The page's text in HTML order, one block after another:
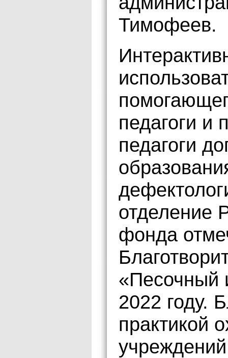
Тимофеев.
педагоги и
педагоги
отделение
фонда
«Песочный
2022 году.
практикой